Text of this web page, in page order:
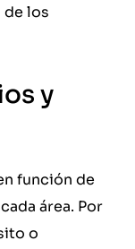
de los
y
función de
área. Por
o